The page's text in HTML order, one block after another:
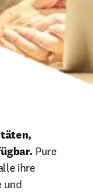
Pure
ihre
und